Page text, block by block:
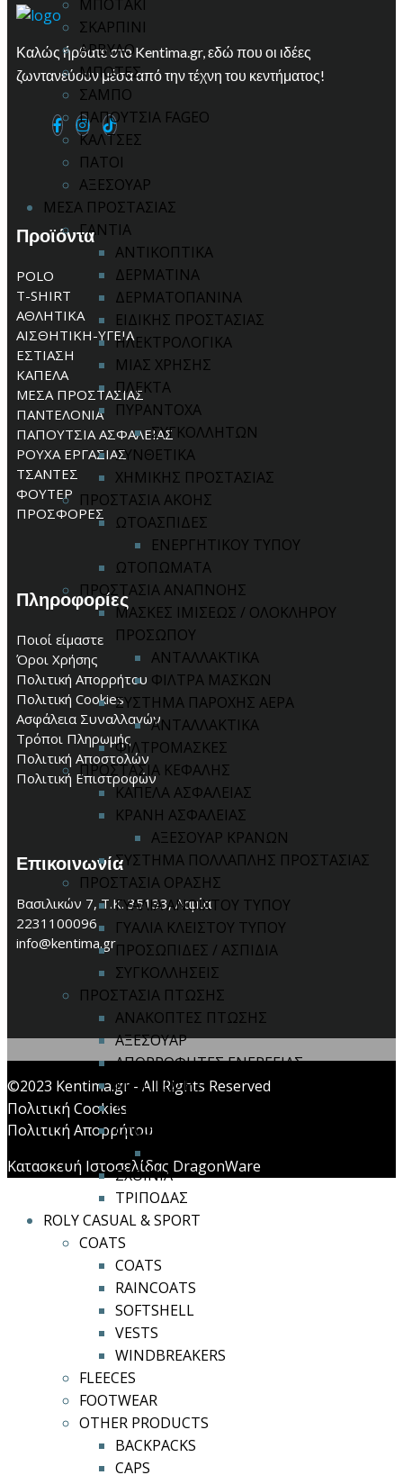
ΜΠΟΤΑΚΙ
ΣΚΑΡΠΙΝΙ
ΑΡΒΥΛΟ
ΜΠΟΤΕΣ
ΣΑΜΠΟ
ΠΑΠΟΥΤΣΙΑ FAGEO
ΚΑΛΤΣΕΣ
ΠΑΤΟΙ
ΑΞΕΣΟΥΑΡ
ΜΕΣΑ ΠΡΟΣΤΑΣΙΑΣ
ΓΑΝΤΙΑ
ΑΝΤΙΚΟΠΤΙΚΑ
ΔΕΡΜΑΤΙΝΑ
ΔΕΡΜΑΤΟΠΑΝΙΝΑ
ΕΙΔΙΚΗΣ ΠΡΟΣΤΑΣΙΑΣ
ΗΛΕΚΤΡΟΛΟΓΙΚΑ
ΜΙΑΣ ΧΡΗΣΗΣ
ΠΛΕΚΤΑ
ΠΥΡΑΝΤΟΧΑ
ΣΥΓΚΟΛΛΗΤΩΝ
ΣΥΝΘΕΤΙΚΑ
ΧΗΜΙΚΗΣ ΠΡΟΣΤΑΣΙΑΣ
ΠΡΟΣΤΑΣΙΑ ΑΚΟΗΣ
ΩΤΟΑΣΠΙΔΕΣ
ΕΝΕΡΓΗΤΙΚΟΥ ΤΥΠΟΥ
ΩΤΟΠΩΜΑΤΑ
ΠΡΟΣΤΑΣΙΑ ΑΝΑΠΝΟΗΣ
ΜΑΣΚΕΣ ΙΜΙΣΕΩΣ / ΟΛΟΚΛΗΡΟΥ
ΠΡΟΣΩΠΟΥ
ΑΝΤΑΛΛΑΚΤΙΚΑ
ΦΙΛΤΡΑ ΜΑΣΚΩΝ
ΣΥΣΤΗΜΑ ΠΑΡΟΧΗΣ ΑΕΡΑ
ΑΝΤΑΛΛΑΚΤΙΚΑ
ΦΙΛΤΡΟΜΑΣΚΕΣ
ΠΡΟΣΤΑΣΙΑ ΚΕΦΑΛΗΣ
ΚΑΠΕΛΑ ΑΣΦΑΛΕΙΑΣ
ΚΡΑΝΗ ΑΣΦΑΛΕΙΑΣ
ΑΞΕΣΟΥΑΡ ΚΡΑΝΩΝ
ΣΥΣΤΗΜΑ ΠΟΛΛΑΠΛΗΣ ΠΡΟΣΤΑΣΙΑΣ
ΠΡΟΣΤΑΣΙΑ ΟΡΑΣΗΣ
ΓΥΑΛΙΑ ΑΝΟΙΧΤΟΥ ΤΥΠΟΥ
ΓΥΑΛΙΑ ΚΛΕΙΣΤΟΥ ΤΥΠΟΥ
ΠΡΟΣΩΠΙΔΕΣ / ΑΣΠΙΔΙΑ
ΣΥΓΚΟΛΛΗΣΕΙΣ
ΠΡΟΣΤΑΣΙΑ ΠΤΩΣΗΣ
ΑΝΑΚΟΠΤΕΣ ΠΤΩΣΗΣ
ΑΞΕΣΟΥΑΡ
ΑΠΟΡΡΟΦΗΤΕΣ ΕΝΕΡΓΕΙΑΣ
ΚΙΤ ΠΤΩΣΗΣ
ΚΡΙΚΟΙ / ΓΑΝΤΖΟΙ
ΟΛΟΣΩΜΕΣ ΖΩΝΕΣ
ΣΧΟΙΝΙΑ
ΤΡΙΠΟΔΑΣ
ROLY CASUAL & SPORT
COATS
COATS
RAINCOATS
SOFTSHELL
VESTS
WINDBREAKERS
FLEECES
FOOTWEAR
OTHER PRODUCTS
BACKPACKS
CAPS
Καλώς ήρθατε στο Kentima.gr, εδώ που οι ιδέες
ζωντανεύουν μέσα από την τέχνη του κεντήματος!
Προϊόντα
POLO
T-SHIRT
ΑΘΛΗΤΙΚΑ
ΑΙΣΘΗΤΙΚΗ-ΥΓΕΙΑ
ΕΣΤΙΑΣΗ
ΚΑΠΕΛΑ
ΜΕΣΑ ΠΡΟΣΤΑΣΙΑΣ
ΠΑΝΤΕΛΟΝΙΑ
ΠΑΠΟΥΤΣΙΑ ΑΣΦΑΛΕΙΑΣ
ΡΟΥΧΑ ΕΡΓΑΣΙΑΣ
ΤΣΑΝΤΕΣ
ΦΟΥΤΕΡ
ΠΡΟΣΦΟΡΕΣ
Πληροφορίες
Ποιοί είμαστε
Όροι Χρήσης
Πολιτική Απορρήτου
Πολιτική Cookies
Ασφάλεια Συναλλαγών
Τρόποι Πληρωμής
Πολιτική Αποστολών
Πολιτική Επιστροφών
Επικοινωνία
Βασιλικών 7, Τ.Κ. 35133, Λαμία
2231100096
info@kentima.gr
©2023 Kentima.gr - All Rights Reserved
Πολιτική Cookies
Πολιτική Απορρήτου
Κατασκευή Ιστοσελίδας DragonWare